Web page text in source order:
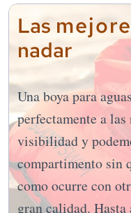
Las
nadar
Una boya para
perfectamente a las
visibilidad y
compartimento sin
como ocurre con
gran calidad.